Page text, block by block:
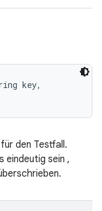
key,
den Testfall.
eindeutig sein ,